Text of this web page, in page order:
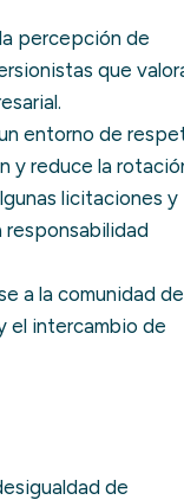
percepción de
que
.
entorno de
y reduce la
licitaciones y
responsabilidad
a la comunidad de
el intercambio de
de